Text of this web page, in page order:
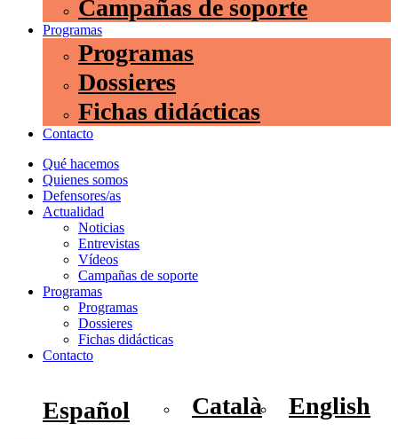
Campañas de soporte
Programas
Programas
Dossieres
Fichas didácticas
Contacto
Qué hacemos
Quienes somos
Defensores/as
Actualidad
Noticias
Entrevistas
Vídeos
Campañas de soporte
Programas
Programas
Dossieres
Fichas didácticas
Contacto
Español Català English